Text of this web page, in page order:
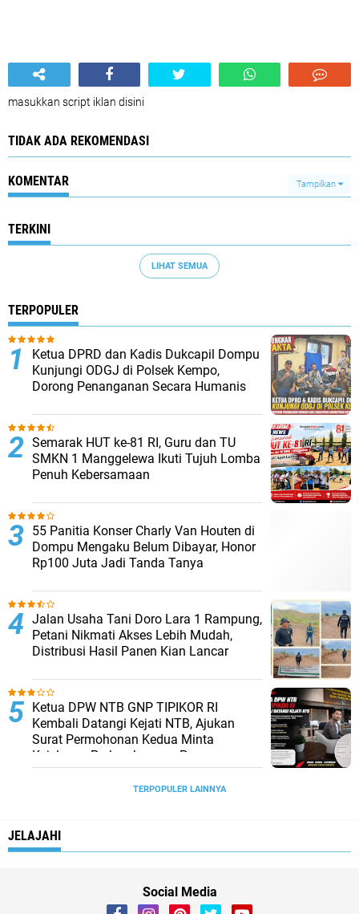
masukkan script iklan disini
TIDAK ADA REKOMENDASI
KOMENTAR Tampilkan
TERKINI
LIHAT SEMUA
TERPOPULER
Ketua DPRD dan Kadis Dukcapil Dompu
Kunjungi ODGJ di Polsek Kempo,
Dorong Penanganan Secara Humanis
Semarak HUT ke-81 RI, Guru dan TU
SMKN 1 Manggelewa Ikuti Tujuh Lomba
Penuh Kebersamaan
55 Panitia Konser Charly Van Houten di
Dompu Mengaku Belum Dibayar, Honor
Rp100 Juta Jadi Tanda Tanya
Jalan Usaha Tani Doro Lara 1 Rampung,
Petani Nikmati Akses Lebih Mudah,
Distribusi Hasil Panen Kian Lancar
Ketua DPW NTB GNP TIPIKOR RI
Kembali Datangi Kejati NTB, Ajukan
Surat Permohonan Kedua Minta
Kejelasan Perkembangan Penanganan
Laporan
TERPOPULER LAINNYA
JELAJAHI
Social Media